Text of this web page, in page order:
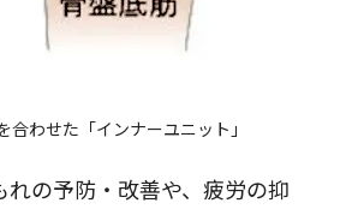
合わせた「インナーユニット」
れの予防・改善や、疲労の抑